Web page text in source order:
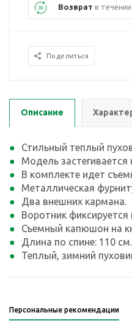
Возврат в
Поделиться
Описание
Стильный теплый
Модель
В комплекте идет
Металлическая
Два внешних кармана.
Воротник фиксируется
Съемный капюшон на
Длина по спине: 110 см.
Теплый, зимний
Персональные рекомендации